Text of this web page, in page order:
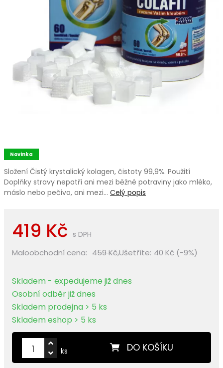
Novinka
Složení Čistý krystalický kolagen, čistoty 99,9%. Použití
Doplňky stravy nepatří ani mezi běžné potraviny jako mléko,
máslo nebo pečivo, ani mezi… Celý popis
419 Kč s DPH
Maloobchodní cena: 459 Kč,Ušetříte: 40 Kč (-9%)
Skladem - expedujeme již dnes
Osobní odběr již dnes
Skladem prodejna > 5 ks
Skladem eshop > 5 ks
DO KOŠÍKU
ks